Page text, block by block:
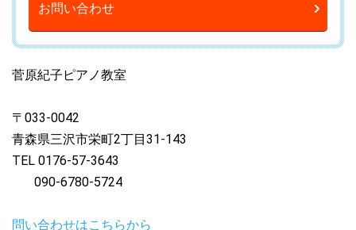
お問い合わせ
菅原紀子ピアノ教室
〒033-0042
青森県三沢市栄町2丁目31-143
TEL 0176-57-3643
090-6780-5724
問い合わせはこちらから